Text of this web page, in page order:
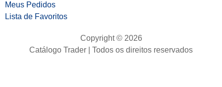
Meus Pedidos
Lista de Favoritos
Copyright © 2026
Catálogo Trader | Todos os direitos reservados